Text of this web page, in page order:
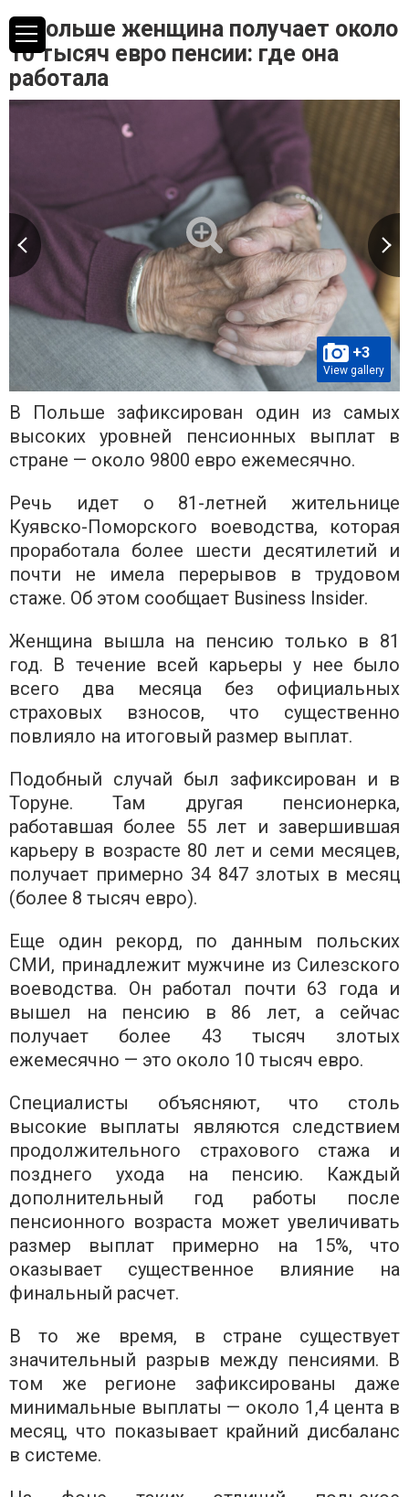
В Польше женщина получает около
10 тысяч евро пенсии: где она
работала
+3
View gallery
В Польше зафиксирован один из самых
высоких уровней пенсионных выплат в
стране — около 9800 евро ежемесячно.
Речь идет о 81-летней жительнице
Куявско-Поморского воеводства, которая
проработала более шести десятилетий и
почти не имела перерывов в трудовом
стаже. Об этом сообщает Business Insider.
Женщина вышла на пенсию только в 81
год. В течение всей карьеры у нее было
всего два месяца без официальных
страховых взносов, что существенно
повлияло на итоговый размер выплат.
Подобный случай был зафиксирован и в
Торуне. Там другая пенсионерка,
работавшая более 55 лет и завершившая
карьеру в возрасте 80 лет и семи месяцев,
получает примерно 34 847 злотых в месяц
(более 8 тысяч евро).
Еще один рекорд, по данным польских
СМИ, принадлежит мужчине из Силезского
воеводства. Он работал почти 63 года и
вышел на пенсию в 86 лет, а сейчас
получает более 43 тысяч злотых
ежемесячно — это около 10 тысяч евро.
Специалисты объясняют, что столь
высокие выплаты являются следствием
продолжительного страхового стажа и
позднего ухода на пенсию. Каждый
дополнительный год работы после
пенсионного возраста может увеличивать
размер выплат примерно на 15%, что
оказывает существенное влияние на
финальный расчет.
В то же время, в стране существует
значительный разрыв между пенсиями. В
том же регионе зафиксированы даже
минимальные выплаты — около 1,4 цента в
месяц, что показывает крайний дисбаланс
в системе.